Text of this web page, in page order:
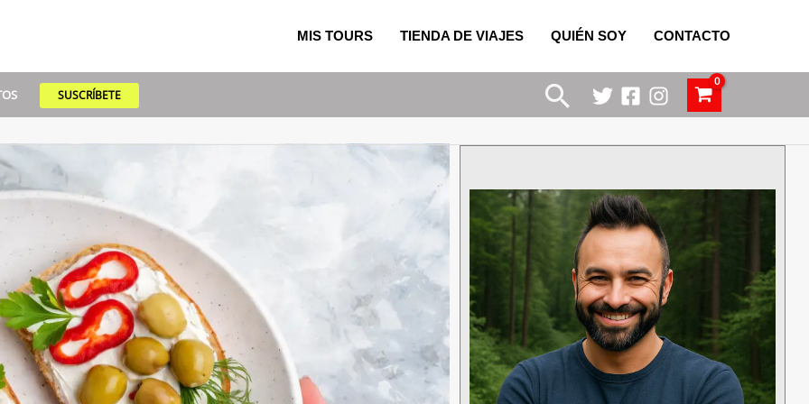
MIS TOURS TIENDA DE VIAJES QUIÉN SOY CONTACTO
SUSCRÍBETE Buscar